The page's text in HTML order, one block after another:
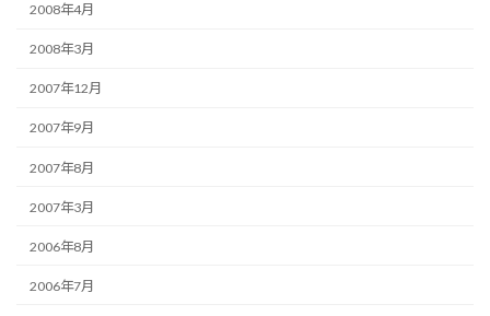
2008年4月
2008年3月
2007年12月
2007年9月
2007年8月
2007年3月
2006年8月
2006年7月